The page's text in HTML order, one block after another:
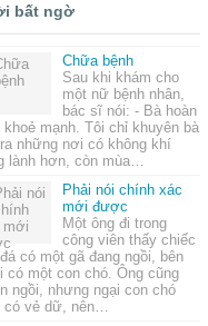
bất ngờ
Chữa bệnh
Sau khi khám cho
một nữ bệnh nhân,
bác sĩ nói: - Bà hoàn
khoẻ mạnh. Tôi chỉ khuyên bà
những nơi có không khí
lành hơn, còn mùa…
Phải nói chính xác
mới được
Một ông đi trong
công viên thấy chiếc
có một gã đang ngồi, bên
có một con chó. Ông cũng
ngồi, nhưng ngại con chó
có vẻ dữ, nên…